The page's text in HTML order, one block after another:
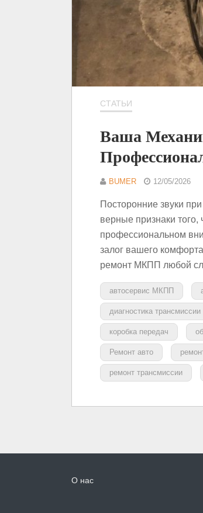
СТАТЬИ
Ваша
BUMER 12/05/2026
Посторонние звуки
верные признаки
профессиональном
залог вашего
ремонт МКПП любой
автосервис МКПП
диагностика трансмиссии
коробка передач
Ремонт авто
ремонт трансмиссии
О нас